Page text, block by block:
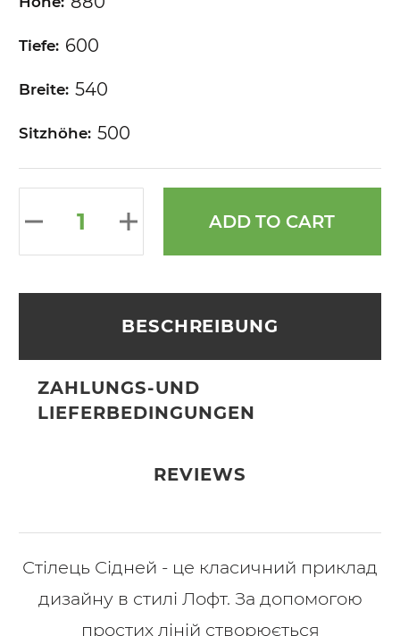
Tiefe: 600
Breite: 540
Sitzhöhe: 500
ADD TO CART
BESCHREIBUNG
ZAHLUNGS-UND
LIEFERBEDINGUNGEN
REVIEWS
Стілець Сідней - це класичний приклад
дизайну в стилі Лофт. За допомогою
простих ліній створюється